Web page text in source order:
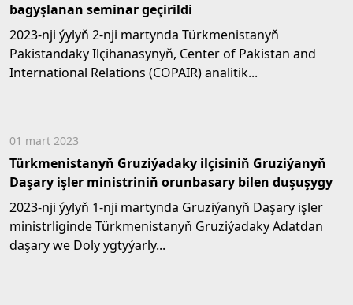
bagyşlanan seminar geçirildi
2023-nji ýylyň 2-nji martynda Türkmenistanyň
Pakistandaky Ilçihanasynyň, Center of Pakistan and
International Relations (COPAIR) analitik...
01 mart 2023
Türkmenistanyň Gruziýadaky ilçisiniň Gruziýanyň
Daşary işler ministriniň orunbasary bilen duşuşygy
2023-nji ýylyň 1-nji martynda Gruziýanyň Daşary işler
ministrliginde Türkmenistanyň Gruziýadaky Adatdan
daşary we Doly ygtyýarly...